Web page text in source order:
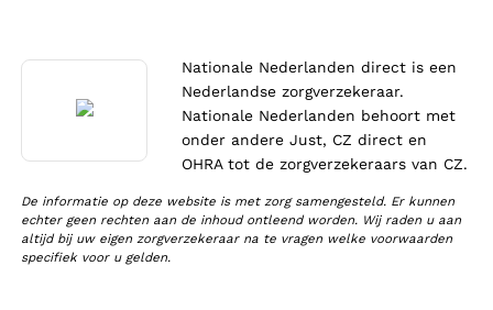
Nationale Nederlanden direct is een
Nederlandse zorgverzekeraar.
Nationale Nederlanden behoort met
onder andere Just, CZ direct en
OHRA tot de zorgverzekeraars van CZ.
De informatie op deze website is met zorg samengesteld. Er kunnen
echter geen rechten aan de inhoud ontleend worden. Wij raden u aan
altijd bij uw eigen zorgverzekeraar na te vragen welke voorwaarden
specifiek voor u gelden.